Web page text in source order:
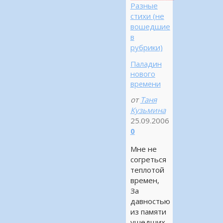
Разные
стихи (не
вошедшие
в
рубрики)
Паладин
нового
времени
от Таня
Кузьмина
25.09.2006
0
Мне не
согреться
теплотой
времен,
За
давностью
из памяти